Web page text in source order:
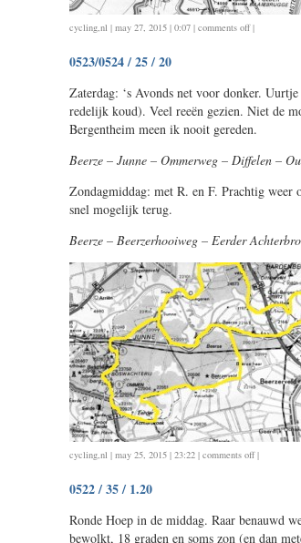
cycling,nl | may 27, 2015 | 0:07 | comments offon
/
1.30
|
0523/0524 / 25 / 20
Zaterdag: ‘s Avonds net voor donker.
redelijk koud). Veel reeën gezien. Niet de
Bergentheim meen ik nooit gereden.
Beerze – Junne – Ommerweg – Diffelen –
Zondagmiddag: met R. en F. Prachtig
snel mogelijk terug.
Beerze – Beerzerhooiweg – Eerder
cycling,nl | may 25, 2015 | 23:22 | comments offon
/
|
0522 / 35 / 1.20
Ronde Hoep in de middag. Raar benauwd
bewolkt, 18 graden en soms zon (en dan